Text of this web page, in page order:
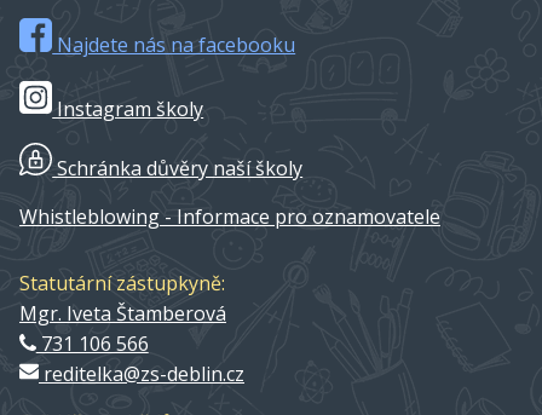
Najdete nás na facebooku
Instagram školy
Schránka důvěry naší školy
Whistleblowing - Informace pro oznamovatele
Statutární zástupkyně:
Mgr. Iveta Štamberová
731 106 566
reditelka@zs-deblin.cz